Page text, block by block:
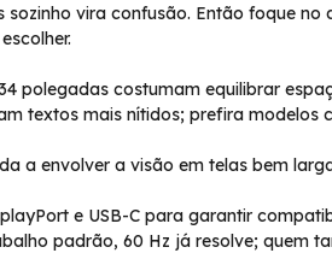
vira confusão. Então foque no
polegadas costumam equilibrar
textos mais nítidos; prefira modelos
a envolver a visão em telas bem
e USB-C para garantir
padrão, 60 Hz já resolve; quem